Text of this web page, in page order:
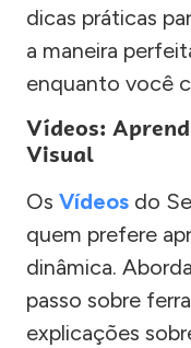
dicas práticas
a maneira
enquanto você
Vídeos:
Visual
Os Vídeos do
quem prefere
dinâmica.
passo sobre
explicações